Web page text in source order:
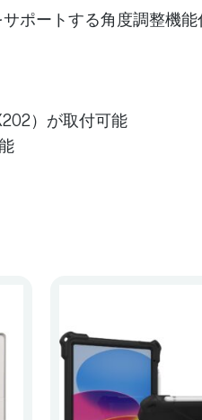
ポートする角度調整機能
）が取付可能